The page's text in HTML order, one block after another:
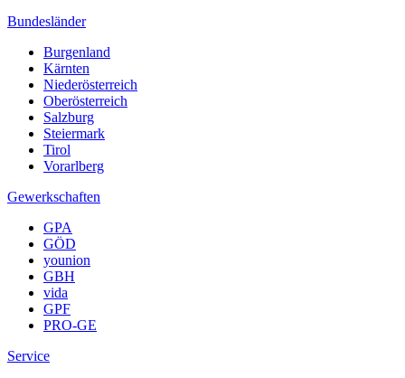
Bundesländer
Burgenland
Kärnten
Niederösterreich
Oberösterreich
Salzburg
Steiermark
Tirol
Vorarlberg
Gewerkschaften
GPA
GÖD
younion
GBH
vida
GPF
PRO-GE
Service